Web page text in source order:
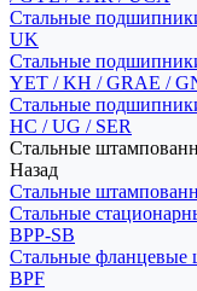
Стальные
UK
Стальные
YET / KH / GRAE /
Стальные
HC / UG / SER
Стальные
Назад
Стальные
Стальные
BPP-SB
Стальные
BPF